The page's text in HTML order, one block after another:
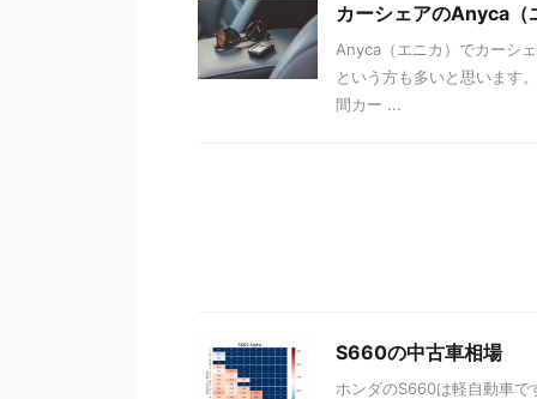
カーシェアのAnyca（
Anyca（エニカ）でカーシ
という方も多いと思います
間カー ...
S660の中古車相場
ホンダのS660は軽自動車